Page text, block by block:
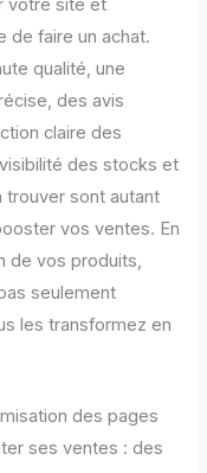
de faire un achat.
qualité, une
des avis
claire des
des stocks et
trouver sont autant
vos ventes. En
de vos produits,
seulement
les transformez en
des pages
ses ventes : des